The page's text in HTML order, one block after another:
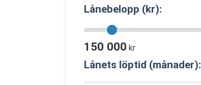
Lånebelopp (kr):
150 000 kr
Lånets löptid (månader):